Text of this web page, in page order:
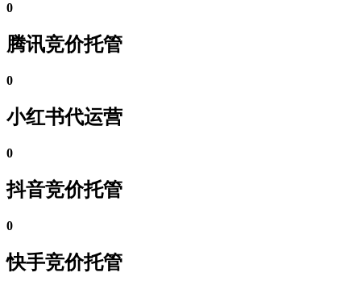
0
腾讯竞价托管
0
小红书代运营
0
抖音竞价托管
0
快手竞价托管